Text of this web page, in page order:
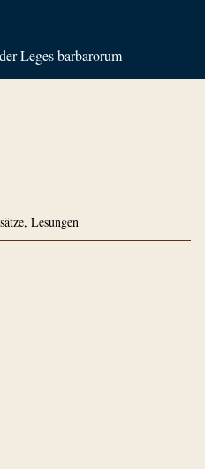
Leges barbarorum
Lesungen